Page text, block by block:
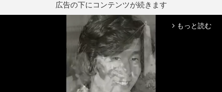
広告の下にコンテンツが続きます
arrow_forward_ios もっと読む